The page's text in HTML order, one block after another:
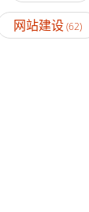
网站建设(62)